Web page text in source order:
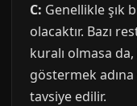
C: Genellikle şık
olacaktır. Bazı
kuralı olmasa
göstermek
tavsiye edilir.